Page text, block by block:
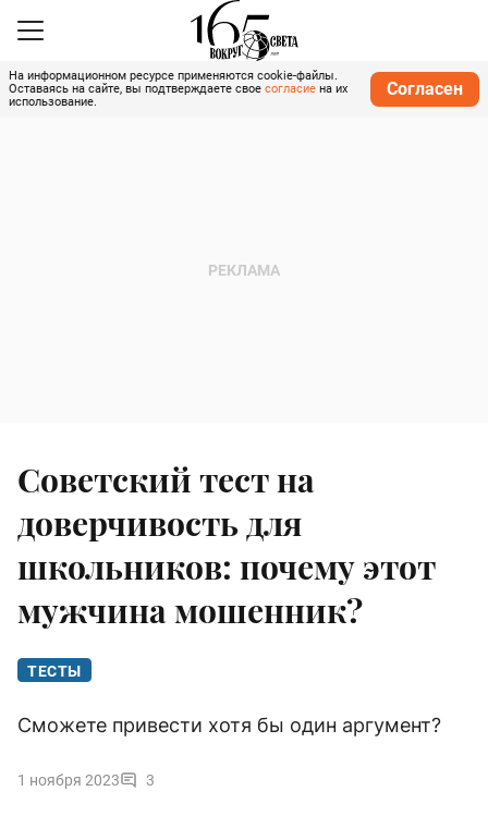
На информационном ресурсе применяются cookie-файлы.
Оставаясь на сайте, вы подтверждаете свое согласие на их
использование.
Согласен
Советский тест на
доверчивость для
школьников: почему этот
мужчина мошенник?
ТЕСТЫ
Сможете привести хотя бы один аргумент?
1 ноября 2023 3